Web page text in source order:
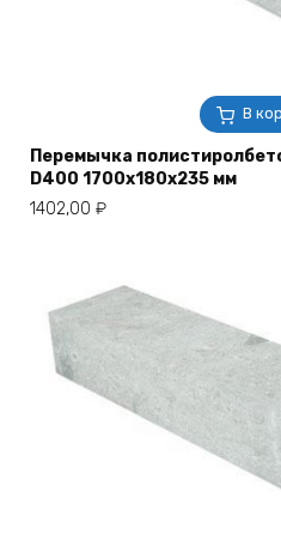
В
Перемычка
D400 1700х180х235 мм
1402,00 ₽